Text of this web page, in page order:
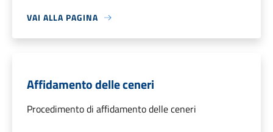
VAI ALLA PAGINA
Affidamento delle ceneri
Procedimento di affidamento delle ceneri